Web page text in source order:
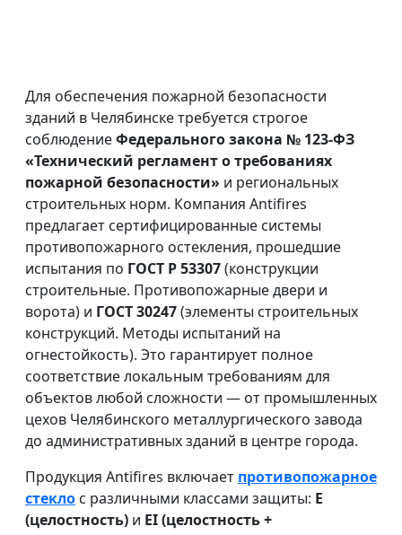
Для обеспечения пожарной безопасности
зданий в Челябинске требуется строгое
соблюдениеФедерального закона № 123-ФЗ
«Технический регламент о требованиях
пожарной безопасности» и региональных
строительных норм. Компания Antifires
предлагает сертифицированные системы
противопожарного остекления, прошедшие
испытания по ГОСТ Р 53307(конструкции
строительные. Противопожарные двери и
ворота) и ГОСТ 30247(элементы строительных
конструкций. Методы испытаний на
огнестойкость). Это гарантирует полное
соответствие локальным требованиям для
объектов любой сложности — от промышленных
цехов Челябинского металлургического завода
до административных зданий в центре города.
Продукция Antifires включает противопожарное
стекло с различными классами защиты: E
(целостность) и EI (целостность +